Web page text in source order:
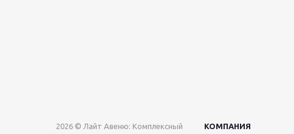
2026 © Лайт Авеню: Комплексный
КОМПАНИЯ